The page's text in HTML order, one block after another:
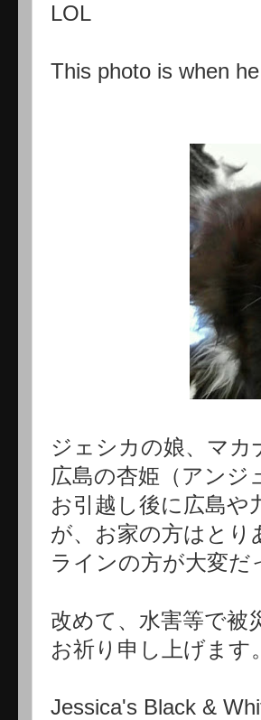
LOL
This photo is when
ジェシカの娘、マカ
広島の杏姫（アンジ
お引越し後に広島や
が、お家の方はとり
ラインの方が大変だ
改めて、水害等で被
お祈り申し上げます。
Jessica's Black &